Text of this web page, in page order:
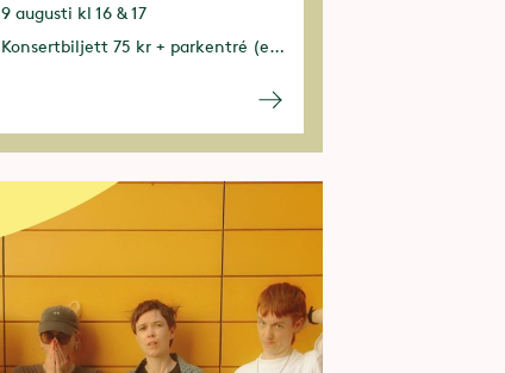
9 augusti kl 16 & 17
Konsertbiljett 75 kr + parkentré (entrébiljett eller årspass behövs)